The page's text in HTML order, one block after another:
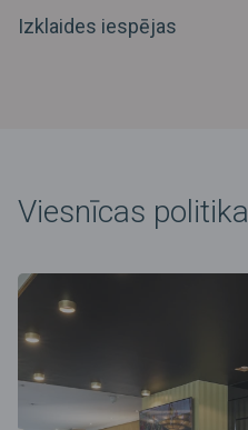
Izklaides iespējas
Viesnīcas politika